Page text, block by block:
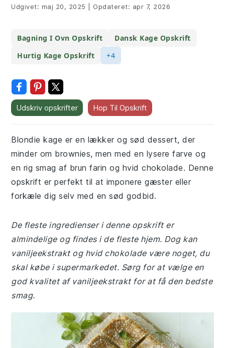
Udgivet: maj 20, 2025 Opdateret: apr 7, 2026
Bagning I Ovn Opskrift
Dansk Kage Opskrift
Hurtig Kage Opskrift
+4
Udskriv opskrifter Hop Til Opskrift
Blondie kage er en lækker og sød dessert, der
minder om brownies, men med en lysere farve og
en rig smag af brun farin og hvid chokolade. Denne
opskrift er perfekt til at imponere gæster eller
forkæle dig selv med en sød godbid.
De fleste ingredienser i denne opskrift er
almindelige og findes i de fleste hjem. Dog kan
vaniljeekstrakt og hvid chokolade være noget, du
skal købe i supermarkedet. Sørg for at vælge en
god kvalitet af vaniljeekstrakt for at få den bedste
smag.